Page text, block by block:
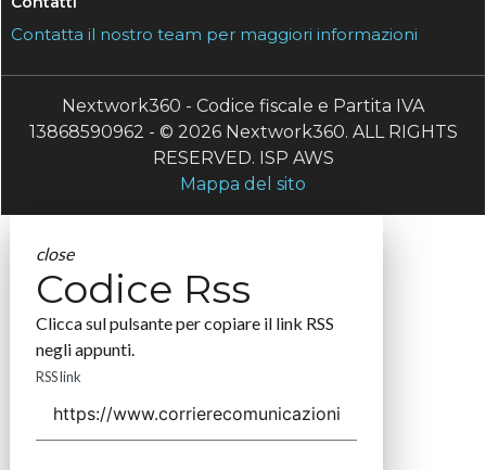
Contatta il nostro team per maggiori informazioni
Nextwork360 - Codice fiscale e Partita IVA
13868590962 - © 2026 Nextwork360. ALL RIGHTS
RESERVED. ISP AWS
Mappa del sito
close
Codice Rss
Clicca sul pulsante per copiare il link RSS
negli appunti.
RSS link